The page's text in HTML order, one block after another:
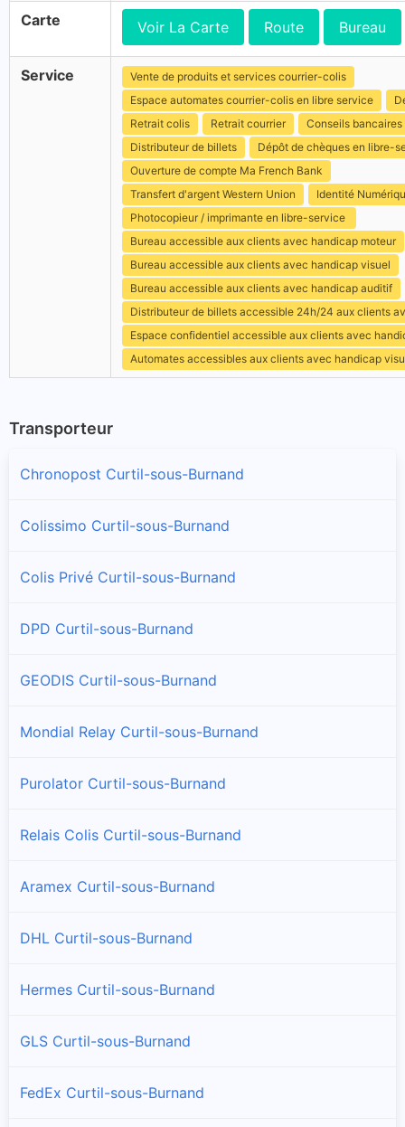
Carte Voir La Carte Route Bureau
Service
Vente de produits et services courrier-colis
Espace automates courrier-colis en libre service
Retrait colis
Retrait courrier
Conseils bancaires
Distributeur de billets
Dépôt de chèques en libre-
Ouverture de compte Ma French Bank
Transfert d'argent Western Union
Identité
Photocopieur / imprimante en libre-service
Bureau accessible aux clients avec handicap moteur
Bureau accessible aux clients avec handicap visuel
Bureau accessible aux clients avec handicap auditif
Distributeur de billets accessible 24h/24 aux clients
Espace confidentiel accessible aux clients avec
Automates accessibles aux clients avec handicap
Transporteur
Chronopost Curtil-sous-Burnand
Colissimo Curtil-sous-Burnand
Colis Privé Curtil-sous-Burnand
DPD Curtil-sous-Burnand
GEODIS Curtil-sous-Burnand
Mondial Relay Curtil-sous-Burnand
Purolator Curtil-sous-Burnand
Relais Colis Curtil-sous-Burnand
Aramex Curtil-sous-Burnand
DHL Curtil-sous-Burnand
Hermes Curtil-sous-Burnand
GLS Curtil-sous-Burnand
FedEx Curtil-sous-Burnand